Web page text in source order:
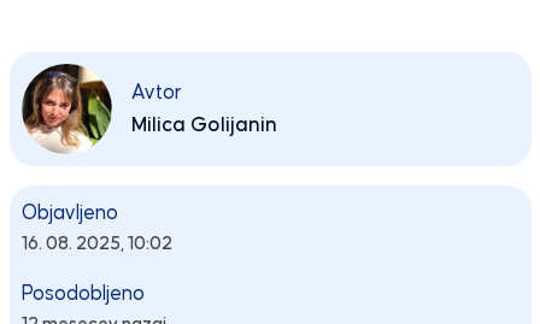
Avtor
Milica Golijanin
Objavljeno
16. 08. 2025, 10:02
Posodobljeno